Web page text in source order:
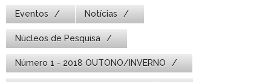
Eventos Notícias
Núcleos de Pesquisa
Número 1 - 2018 OUTONO/INVERNO